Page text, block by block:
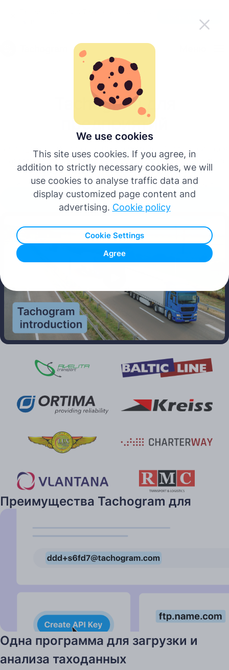
We use cookies
This site uses cookies. If you agree, in
addition to strictly necessary cookies, we will
use cookies to analyse traffic data and
display customized page content and
advertising. Cookie policy
Cookie Settings
Agree
Français
Italiano
Tachogram для
предприятий
Tachogram – это полное программное обеспечение для
тахографов, позволяющее предприятиям эффективно
управлять данными цифровых тахографов и
обеспечить соблюдение правил ЕС, мониторинг
активности водителей и анализ нарушений.
Попробуй бесплатно
Преимущества Tachogram для
Одна программа для загрузки и
анализа таходанных